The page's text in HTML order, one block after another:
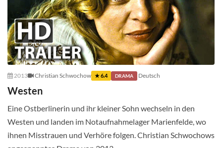
2013 Christian Schwochow ★ 6.4 DRAMA Deutsch
Westen
Eine Ostberlinerin und ihr kleiner Sohn wechseln in den
Westen und landen im Notaufnahmelager Marienfelde, wo
ihnen Misstrauen und Verhöre folgen. Christian Schwochows